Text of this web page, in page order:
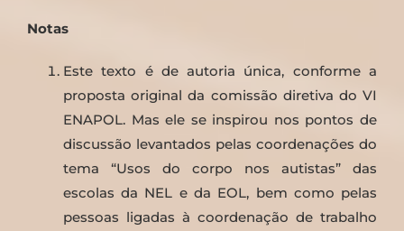
Notas
Este texto é de autoria única, conforme a
proposta original da comissão diretiva do VI
ENAPOL. Mas ele se inspirou nos pontos de
discussão levantados pelas coordenações do
tema “Usos do corpo nos autistas” das
escolas da NEL e da EOL, bem como pelas
pessoas ligadas à coordenação de trabalho